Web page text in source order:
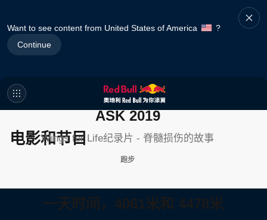
Want to see content from United States of America
?
Continue
电影和节目
命运不由人 FATE DOESN'T
ASK 2019
Wings for Life纪录片 - 脊髓损伤的故事
跑步
一天时间，4061米和 4478米